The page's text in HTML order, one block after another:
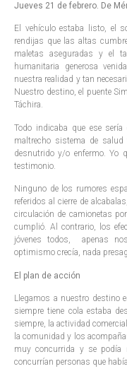
Jueves 21 de febrero. De
El vehículo estaba listo, el
rendijas que las altas
maletas aseguradas y el
humanitaria generosa
nuestra realidad y tan
Nuestro destino, el puente
Táchira.
Todo indicaba que ese
maltrecho sistema de
desnutrido y/o enfermo. Yo
testimonio.
Ninguno de los rumores
referidos al cierre de
circulación de camionetas
cumplió. Al contrario, los
jóvenes todos, apenas
optimismo crecía, nada
El plan de acción
Llegamos a nuestro destino
siempre tiene cola estaba
siempre, la actividad
la comunidad y los
muy concurrida y se podía
concurrían personas que